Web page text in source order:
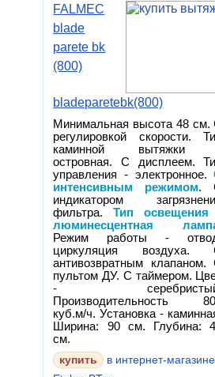
FALMEC
blade
parete bk
(800)
bladeparetebk(800)
Минимальная высота 48 см.
регулировкой скорости.
каминной вытяжки
островная. С дисплеем.
управления - электронное.
интенсивным режимом.
индикатором
фильтра.Тип
люминесцентная
Режим работы -
циркуляция воздуха.
антивозвратным клапаном.
пультом ДУ. С таймером.
-
Производительность
куб.м/ч. Установка -
Ширина: 90 см. Глубина:
см.
в интернет-магазине